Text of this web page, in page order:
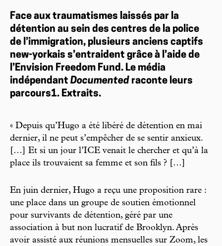
Face aux traumatismes laissés par la
détention au sein des centres de la police
de l’immigration, plusieurs anciens captifs
new-yorkais s’entraident grâce à l’aide de
l’Envision Freedom Fund. Le média
indépendant Documented raconte leurs
parcours1. Extraits.
« Depuis qu’Hugo a été libéré de détention en mai
dernier, il ne peut s’empêcher de se sentir anxieux.
[…] Et si un jour l’ICE venait le chercher et qu’à la
place ils trouvaient sa femme et son fils ? […]
En juin dernier, Hugo a reçu une proposition rare :
une place dans un groupe de soutien émotionnel
pour survivants de détention, géré par une
association à but non lucratif de Brooklyn. Après
avoir assisté aux réunions mensuelles sur Zoom, les